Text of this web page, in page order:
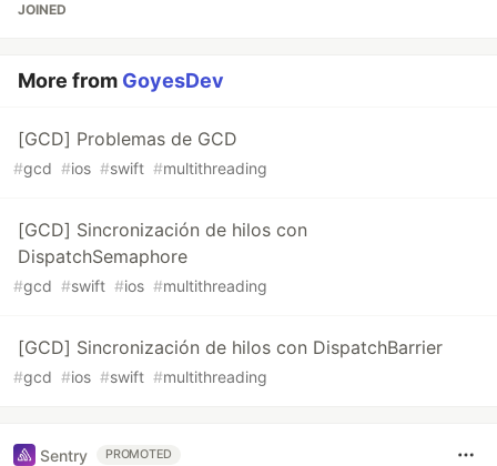
JOINED
More from GoyesDev
[GCD] Problemas de GCD
#gcd #ios #swift #multithreading
[GCD] Sincronización de hilos con
DispatchSemaphore
#gcd #swift #ios #multithreading
[GCD] Sincronización de hilos con DispatchBarrier
#gcd #ios #swift #multithreading
Sentry PROMOTED